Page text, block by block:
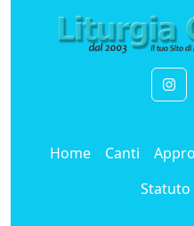
Home
Canti
Statuto